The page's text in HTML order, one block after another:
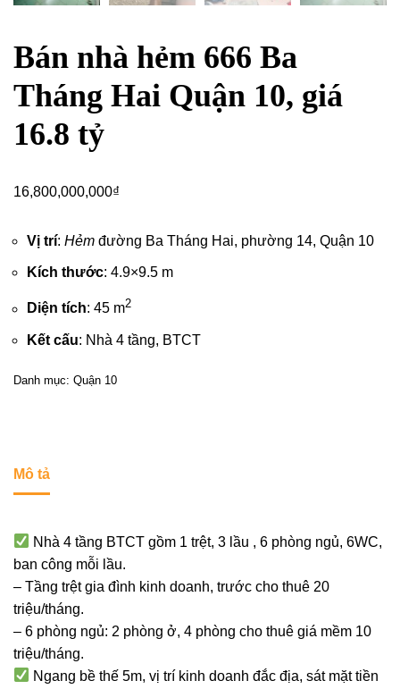
Bán nhà hẻm 666 Ba
Tháng Hai Quận 10, giá
16.8 tỷ
16,800,000,000₫
Vị trí: Hẻm đường Ba Tháng Hai, phường 14, Quận 10
Kích thước: 4.9×9.5 m
Diện tích: 45 m2
Kết cấu: Nhà 4 tầng, BTCT
Danh mục: Quận 10
Mô tả
Nhà 4 tầng BTCT gồm 1 trệt, 3 lầu , 6 phòng ngủ, 6WC,
ban công mỗi lầu.
– Tầng trệt gia đình kinh doanh, trước cho thuê 20
triệu/tháng.
– 6 phòng ngủ: 2 phòng ở, 4 phòng cho thuê giá mềm 10
triệu/tháng.
Ngang bề thế 5m, vị trí kinh doanh đắc địa, sát mặt tiền